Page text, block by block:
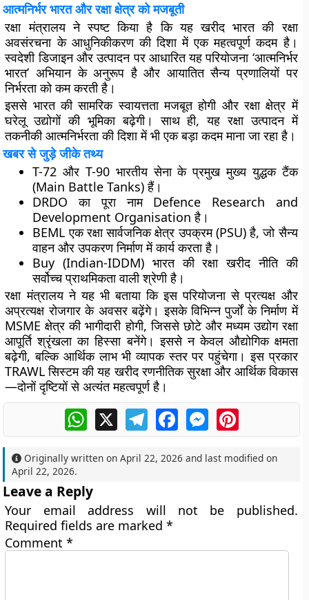
आत्मनिर्भर भारत और रक्षा क्षेत्र को मजबूती
रक्षा मंत्रालय ने स्पष्ट किया है कि यह खरीद भारत की रक्षा
अवसंरचना के आधुनिकीकरण की दिशा में एक महत्वपूर्ण कदम है।
स्वदेशी डिजाइन और उत्पादन पर आधारित यह परियोजना ‘आत्मनिर्भर
भारत’ अभियान के अनुरूप है और आयातित सैन्य प्रणालियों पर
निर्भरता को कम करती है।
इससे भारत की सामरिक स्वायत्तता मजबूत होगी और रक्षा क्षेत्र में
घरेलू उद्योगों की भूमिका बढ़ेगी। साथ ही, यह रक्षा उत्पादन में
तकनीकी आत्मनिर्भरता की दिशा में भी एक बड़ा कदम माना जा रहा है।
खबर से जुड़े जीके तथ्य
T-72 और T-90 भारतीय सेना के प्रमुख मुख्य युद्धक टैंक
(Main Battle Tanks) हैं।
DRDO का पूरा नाम Defence Research and
Development Organisation है।
BEML एक रक्षा सार्वजनिक क्षेत्र उपक्रम (PSU) है, जो सैन्य
वाहन और उपकरण निर्माण में कार्य करता है।
Buy (Indian-IDDM) भारत की रक्षा खरीद नीति की
सर्वोच्च प्राथमिकता वाली श्रेणी है।
रक्षा मंत्रालय ने यह भी बताया कि इस परियोजना से प्रत्यक्ष और
अप्रत्यक्ष रोजगार के अवसर बढ़ेंगे। इसके विभिन्न पुर्जों के निर्माण में
MSME क्षेत्र की भागीदारी होगी, जिससे छोटे और मध्यम उद्योग रक्षा
आपूर्ति श्रृंखला का हिस्सा बनेंगे। इससे न केवल औद्योगिक क्षमता
बढ़ेगी, बल्कि आर्थिक लाभ भी व्यापक स्तर पर पहुंचेगा। इस प्रकार
TRAWL सिस्टम की यह खरीद रणनीतिक सुरक्षा और आर्थिक विकास
—दोनों दृष्टियों से अत्यंत महत्वपूर्ण है।
WhatsApp
X TelegramFacebookMessengerPinterest
Originally written onApril 22, 2026 and last modified on
April 22, 2026.
Leave a Reply
Your email address will not be published.
Required fields are marked*
Comment*